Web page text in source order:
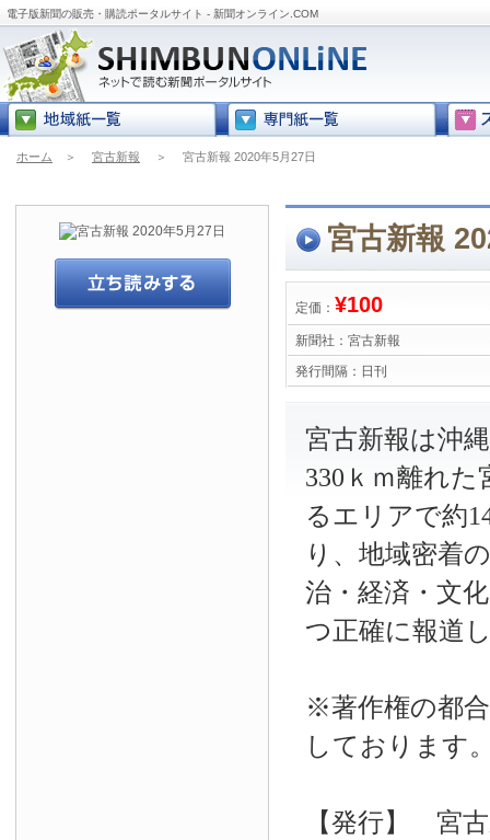
電子版新聞の販売・購読ポータルサイト - 新聞オンライン.COM
ホーム ＞ 宮古新報 ＞ 宮古新報 2020年5月27日
宮古新報
定価： ¥100
新聞社： 宮古新報
発行間隔： 日刊
宮古新報は沖
330ｋｍ離れ
るエリアで約
り、地域密着
治・経済・文
つ正確に報道
※著作権の都
しております
【発行】 宮